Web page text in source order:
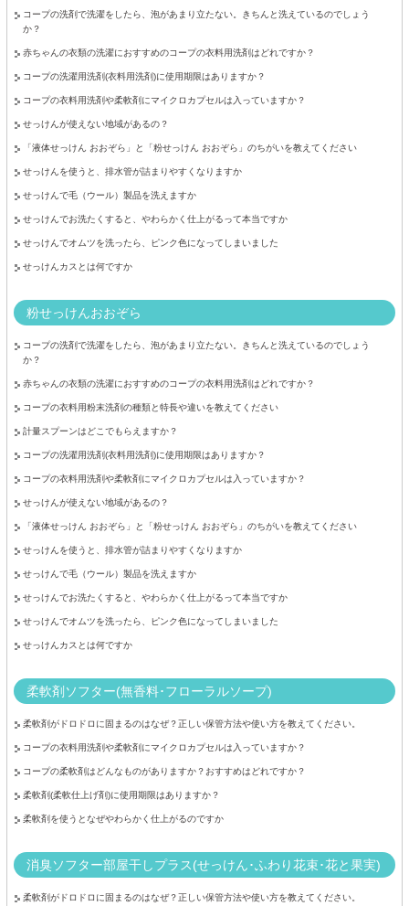
コープの洗剤で洗濯をしたら、泡があまり立たない。きちんと洗えているのでしょう
か？
赤ちゃんの衣類の洗濯におすすめのコープの衣料用洗剤はどれですか？
コープの洗濯用洗剤(衣料用洗剤)に使用期限はありますか？
コープの衣料用洗剤や柔軟剤にマイクロカプセルは入っていますか？
せっけんが使えない地域があるの？
「液体せっけん おおぞら」と「粉せっけん おおぞら」のちがいを教えてください
せっけんを使うと、排水管が詰まりやすくなりますか
せっけんで毛（ウール）製品を洗えますか
せっけんでお洗たくすると、やわらかく仕上がるって本当ですか
せっけんでオムツを洗ったら、ピンク色になってしまいました
せっけんカスとは何ですか
粉せっけんおおぞら
コープの洗剤で洗濯をしたら、泡があまり立たない。きちんと洗えているのでしょう
か？
赤ちゃんの衣類の洗濯におすすめのコープの衣料用洗剤はどれですか？
コープの衣料用粉末洗剤の種類と特長や違いを教えてください
計量スプーンはどこでもらえますか？
コープの洗濯用洗剤(衣料用洗剤)に使用期限はありますか？
コープの衣料用洗剤や柔軟剤にマイクロカプセルは入っていますか？
せっけんが使えない地域があるの？
「液体せっけん おおぞら」と「粉せっけん おおぞら」のちがいを教えてください
せっけんを使うと、排水管が詰まりやすくなりますか
せっけんで毛（ウール）製品を洗えますか
せっけんでお洗たくすると、やわらかく仕上がるって本当ですか
せっけんでオムツを洗ったら、ピンク色になってしまいました
せっけんカスとは何ですか
柔軟剤ソフター(無香料･フローラルソープ)
柔軟剤がドロドロに固まるのはなぜ？正しい保管方法や使い方を教えてください。
コープの衣料用洗剤や柔軟剤にマイクロカプセルは入っていますか？
コープの柔軟剤はどんなものがありますか？おすすめはどれですか？
柔軟剤(柔軟仕上げ剤)に使用期限はありますか？
柔軟剤を使うとなぜやわらかく仕上がるのですか
消臭ソフター部屋干しプラス(せっけん･ふわり花束･花と果実)
柔軟剤がドロドロに固まるのはなぜ？正しい保管方法や使い方を教えてください。